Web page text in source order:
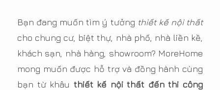
Bạn đang muốn tìm ý tưởng thiết kế nội thất
cho chung cư, biệt thự, nhà phố, nhà liền kề,
khách sạn, nhà hàng, showroom? MoreHome
mong muốn được hỗ trợ và đồng hành cùng
bạn từ khâu thiết kế nội thất đến thi công